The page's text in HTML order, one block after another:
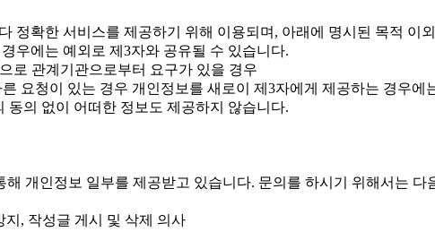
정확한 서비스를 제공하기 위해 이용되며, 아래에 명시된 목적
우에는 예외로 제3자와 공유될 수 있습니다.
로 관계기관으로부터 요구가 있을 경우
요청이 있는 경우 개인정보를 새로이 제3자에게 제공하는 경우
동의 없이 어떠한 정보도 제공하지 않습니다.
개인정보 일부를 제공받고 있습니다. 문의를 하시기 위해서는
, 작성글 게시 및 삭제 의사